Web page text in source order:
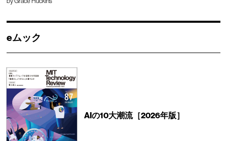
eムック
AIの10大潮流［2026年版］